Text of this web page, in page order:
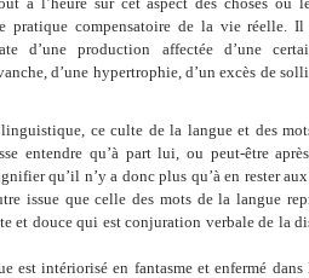
à l’heure sur cet aspect des choses où
pratique compensatoire de la vie réelle.
d’une production affectée d’une
d’une hypertrophie, d’un excès de
ce culte de la langue et des
entendre qu’à part lui, ou peut-être
qu’il n’y a donc plus qu’à en rester
issue que celle des mots de la langue
et douce qui est conjuration verbale de la
est intériorisé en fantasme et enfermé dans